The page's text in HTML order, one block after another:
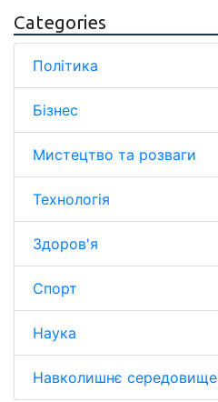
Categories
Політика
Бізнес
Мистецтво та розваги
Технологія
Здоров'я
Спорт
Наука
Навколишнє середовище